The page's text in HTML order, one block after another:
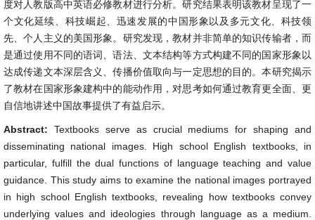
度对人教版高中英语必修教材进行分析。研究结果表明该教材呈现了一
个文化延续、科技崛起、迅速发展的中国形象以及多元文化、科技领
先、个人主义的美国形象。研究发现，教材并非简单的知识传输者，而
是通过使用不同的语词、语法、文本结构等方式构建不同的国家形象以
达成传递文本深层含义、传播价值取向与一定思想的目的。本研究揭示
了教材在国家形象建构中的能动作用，对思考如何通过教育更全面、更
自信地讲述中国故事提供了有益启示。
Abstract: Textbooks serve as crucial mediums for shaping and
disseminating national images. High school English textbooks, in
particular, fulfill the dual functions of language teaching and value
guidance. This study aims to examine the national images portrayed
in high school English textbooks, revealing how textbooks convey
underlying values and ideologies through language as a medium.